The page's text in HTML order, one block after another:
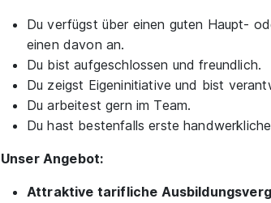
Du verfügst über einen guten Haupt-
einen davon an.
Du bist aufgeschlossen und freundlich.
Du zeigst Eigeninitiative und bist
Du arbeitest gern im Team.
Du hast bestenfalls erste
Unser Angebot:
Attraktive tarifliche